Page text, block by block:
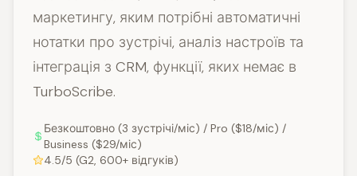
маркетингу, яким потрібні автоматичні
нотатки про зустрічі, аналіз настроїв та
інтеграція з CRM, функції, яких немає в
TurboScribe.
Безкоштовно (3 зустрічі/міс) / Pro ($18/міс) /
Business ($29/міс)
4.5/5 (G2, 600+ відгуків)